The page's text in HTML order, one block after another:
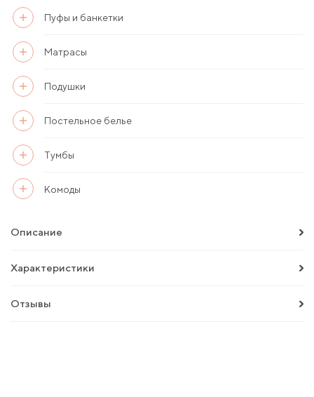
Пуфы и банкетки
Матрасы
Подушки
Постельное белье
Тумбы
Комоды
Описание
Характеристики
Отзывы